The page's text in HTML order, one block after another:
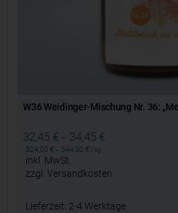
W36 Weidinger-Mischung Nr. 36:
32,45 € – 34,45 €
324,50€ – 344,50€ kg
inkl. MwSt.
zzgl.Versandkosten
Lieferzeit: 2-4 Werktage